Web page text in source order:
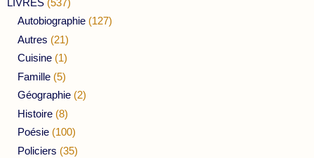
Autobiographie (127)
Autres (21)
Cuisine (1)
Famille (5)
Géographie (2)
Histoire (8)
Poésie (100)
Policiers (35)